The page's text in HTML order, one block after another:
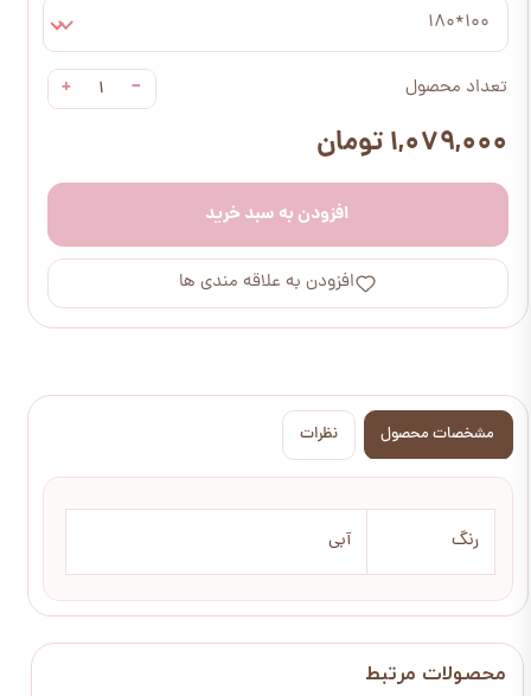
100*180
تعداد محصول −
+
۱,۰۷۹,۰۰۰ تومان
افزودن به سبد خرید
افزودن به علاقه مندی ها
مشخصات محصول نظرات
رنگ آبی